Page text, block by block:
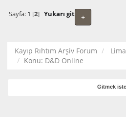
+
Sayfa: 1 [2] Yukarı git
Kayıp Rıhtım Arşiv Forum
Konu: D&D Online
Gitmek